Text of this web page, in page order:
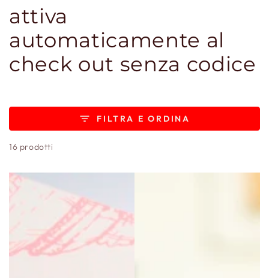
attiva
automaticamente al
check out senza codice
FILTRA E ORDINA
16 prodotti